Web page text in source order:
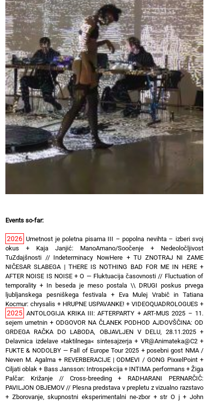
Events so-far:
2026 Umetnost je poletna pisarna III – popolna nevihta – izberi svoj
okus + Kaja Janjić: ManoAmano/Soočenje + Nedeoločljivost
TuZdajšnosti // Indeterminacy NowHere+TU ZNOTRAJ NI ZAME
NIČESAR SLABEGA | THERE IS NOTHING BAD FOR ME IN HERE+
AFTER NOISE IS NOISE+O — Fluktuacija časovnosti // Fluctuation of
temporality + In beseda je meso postala \\ DRUGI poskus prvega
ljubljanskega pesniškega festivala + Eva Mulej Vrabič in Tatiana
Kocmur: chrysalis + HRUPNE USPAVANKE! + VIDEOQUADROLOGUES +
2025 ANTOLOGIJA KRIKA III: AFTERPARTY +ART-MUS 2025 – 11.
sejem umetnin + ODGOVOR NA ČLANEK PODHOD AJDOVŠČINA: OD
GRDEGA RAČKA DO LABODA, OBJAVLJEN V DELU, 28.11.2025+
Delavnica izdelave »taktilnega« sintesajzerja+ VR@Animateka@C2+
FUKTE & NODOLBY — Fall of Europe Tour 2025 + posebni gost NMA /
Neven M. Agalma+ REVERBERACIJE | ODMEVI / GONG PixxelPoint +
Ciljati oblak + Bass Jansson: Introspekcija + INTIMA performans +Žiga
Palčar: Križanje // Cross-breeding+ RADHARANI PERNARČIČ:
PAVILJON OBJEMOV // Plesna predstava v prepletu z vizualno razstavo
+ Zborovanje, skupnostni eksperimentalni ne-zbor+str O j+John